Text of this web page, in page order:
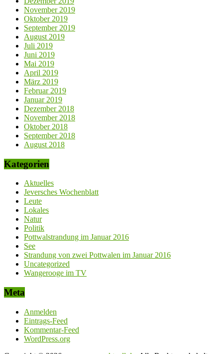
November 2019
Oktober 2019
September 2019
August 2019
Juli 2019
Juni 2019
Mai 2019
April 2019
März 2019
Februar 2019
Januar 2019
Dezember 2018
November 2018
Oktober 2018
September 2018
August 2018
Kategorien
Aktuelles
Jeversches Wochenblatt
Leute
Lokales
Natur
Politik
Pottwalstrandung im Januar 2016
See
Strandung von zwei Pottwalen im Januar 2016
Uncategorized
Wangerooge im TV
Meta
Anmelden
Eintrags-Feed
Kommentar-Feed
WordPress.org